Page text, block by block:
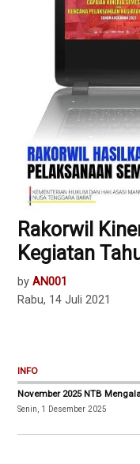
Rakorwil
Kegiatan
by AN001
Rabu, 14 Juli 2021
INFO
November 2025 NTB
Senin, 1 Desember 2025